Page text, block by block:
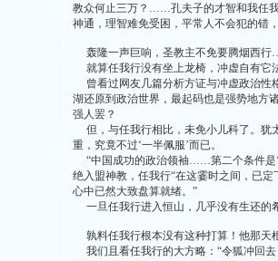
教众何止三万？……孔夫子的才智和我任
神通，理智难免受困，平常人不会犯的错
轰隆一声巨响，圣教主不免要腾烟西
就算任我行没有坐上龙椅，冲虚自有它
曾看过网友几篇分析方证与冲虚政治性
湖还原到政治世界，最起码也是强势地方
强人罢？
但，与任我行相比，未免小儿科了。犹
重，究竟不过‘一半佩服’而已。
“中国成功的政治领袖……第二个条件是‘
绝入盟神教，任我行“在这霎时之间，已
心中已然大致盘算就绪。”
一旦任我行进入恒山，几乎没有生还的
孰料任我行根本没有这种打算！他那天
我们且看任我行的大方略：“令狐冲回